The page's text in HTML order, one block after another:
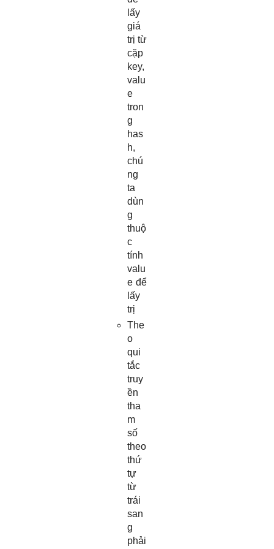
lấy
giá
trị từ
cặp
key,
valu
e
tron
g
has
h,
chú
ng
ta
dùn
g
thuộ
c
tính
valu
e để
lấy
trị
The
o
qui
tắc
truy
ền
tha
m
số
theo
thứ
tự
từ
trái
san
g
phải